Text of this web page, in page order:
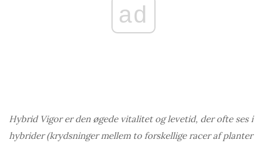
ad
Hybrid Vigor er den øgede vitalitet og levetid, der ofte ses i
hybrider (krydsninger mellem to forskellige racer af planter